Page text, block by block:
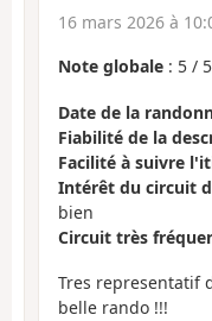
16 mars 2026 à
Note globale : 5 / 5
Date de la
Fiabilité de la
Facilité à suivre
Intérêt du circuit
bien
Circuit très
Tres representatif
belle rando !!!